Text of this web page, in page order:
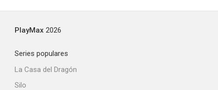
PlayMax 2026
Series populares
La Casa del Dragón
Silo